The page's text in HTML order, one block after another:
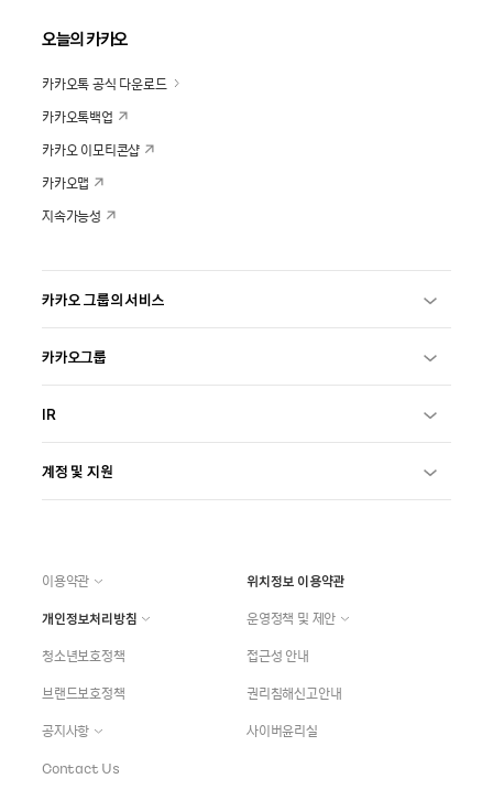
오늘의 카카오
카카오톡 공식 다운로드
카카오톡백업
카카오 이모티콘샵
카카오맵
지속가능성
카카오 그룹의 서비스
카카오그룹
IR
계정 및 지원
이용약관
위치정보 이용약관
개인정보처리방침
운영정책 및 제안
청소년보호정책
접근성 안내
브랜드보호정책
권리침해신고안내
공지사항
사이버윤리실
Contact Us